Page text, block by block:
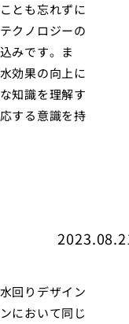
とも忘れずに
クノロジーの
みです。ま
効果の向上に
知識を理解す
する意識を持
回りデザイン
において同じ